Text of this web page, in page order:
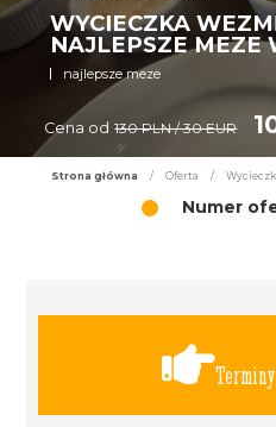
WYCIECZKA
NAJLEPSZE MEZE
najlepsze meze
Cena od 130 PLN / 30 EUR
Strona główna / Oferta /
Numer